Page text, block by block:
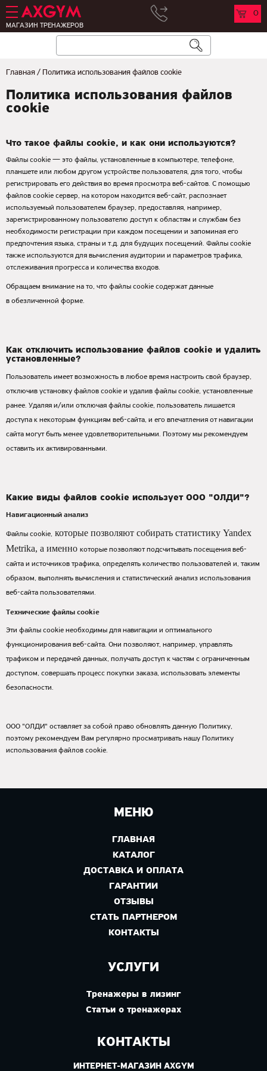
МАГАЗИН ТРЕНАЖЕРОВ
0
Главная / Политика использования файлов cookie
Политика использования файлов
cookie
Что такое файлы cookie, и как они используются?
Файлы cookie — это файлы, установленные в компьютере, телефоне,
планшете или любом другом устройстве пользователя, для того, чтобы
регистрировать его действия во время просмотра веб-сайтов. С помощью
файлов cookie сервер, на котором находится веб-сайт, распознает
используемый пользователем браузер, предоставляя, например,
зарегистрированному пользователю доступ к областям и службам без
необходимости регистрации при каждом посещении и запоминая его
предпочтения языка, страны и т.д. для будущих посещений. Файлы cookie
также используются для вычисления аудитории и параметров трафика,
отслеживания прогресса и количества входов.
Обращаем внимание на то, что файлы cookie содержат данные
в обезличенной форме.
Как отключить использование файлов cookie и удалить
установленные?
Пользователь имеет возможность в любое время настроить свой браузер,
отключив установку файлов cookie и удалив файлы cookie, установленные
ранее. Удаляя и/или отключая файлы cookie, пользователь лишается
доступа к некоторым функциям веб-сайта, и его впечатления от навигации
сайта могут быть менее удовлетворительными. Поэтому мы рекомендуем
оставить их активированными.
Какие виды файлов cookie использует ООО "ОЛДИ"?
Навигационный анализ
Файлы cookie, которые позволяют собирать статистику Yandex
Metrika, а именно которые позволяют подсчитывать посещения веб-
сайта и источников трафика, определять количество пользователей и, таким
образом, выполнять вычисления и статистический анализ использования
веб-сайта пользователями.
Технические файлы cookie
Эти файлы cookie необходимы для навигации и оптимального
функционирования веб-сайта. Они позволяют, например, управлять
трафиком и передачей данных, получать доступ к частям с ограниченным
доступом, совершать процесс покупки заказа, использовать элементы
безопасности.
ООО "ОЛДИ" оставляет за собой право обновлять данную Политику,
поэтому рекомендуем Вам регулярно просматривать нашу Политику
использования файлов cookie.
МЕНЮ
ГЛАВНАЯ
КАТАЛОГ
ДОСТАВКА И ОПЛАТА
ГАРАНТИИ
ОТЗЫВЫ
СТАТЬ ПАРТНЕРОМ
КОНТАКТЫ
УСЛУГИ
Тренажеры в лизинг
Статьи о тренажерах
КОНТАКТЫ
ИНТЕРНЕТ-МАГАЗИН AXGYM